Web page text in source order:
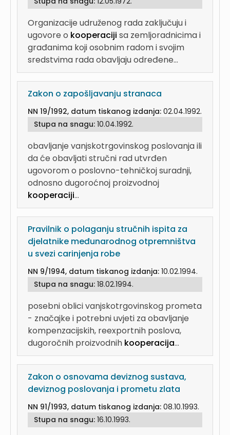
Organizacije udruženog rada zaključuju i
ugovore o kooperaciji sa zemljoradnicima i
građanima koji osobnim radom i svojim
sredstvima rada obavljaju određene...
Zakon o zapošljavanju stranaca
NN 19/1992, datum tiskanog izdanja: 02.04.1992.
Stupa na snagu: 10.04.1992.
obavljanje vanjskotrgovinskog poslovanja ili
da će obavljati stručni rad utvrđen
ugovorom o poslovno-tehničkoj suradnji,
odnosno dugoroćnoj proizvodnoj
kooperaciji...
Pravilnik o polaganju stručnih ispita za
djelatnike međunarodnog otpremništva
u svezi carinjenja robe
NN 9/1994, datum tiskanog izdanja: 10.02.1994.
Stupa na snagu: 18.02.1994.
posebni oblici vanjskotrgovinskog prometa
- značajke i potrebni uvjeti za obavljanje
kompenzacijskih, reexportnih poslova,
dugoročnih proizvodnih kooperacija...
Zakon o osnovama deviznog sustava,
deviznog poslovanja i prometu zlata
NN 91/1993, datum tiskanog izdanja: 08.10.1993.
Stupa na snagu: 16.10.1993.